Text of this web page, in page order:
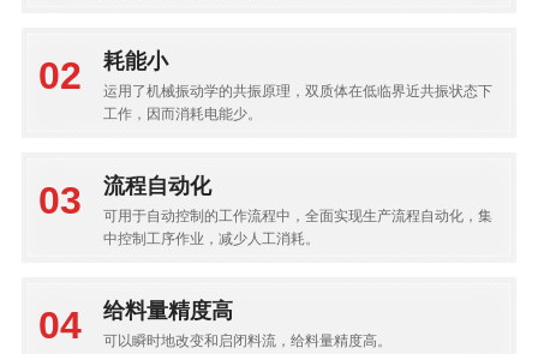
耗能小
运用了机械振动学的共振原理，双质体在低临界近共振状态下
工作，因而消耗电能少。
流程自动化
可用于自动控制的工作流程中，全面实现生产流程自动化，集
中控制工序作业，减少人工消耗。
给料量精度高
可以瞬时地改变和启闭料流，给料量精度高。